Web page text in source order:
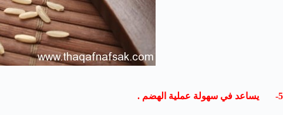
5- يساعد في سهولة عملية الهضم .